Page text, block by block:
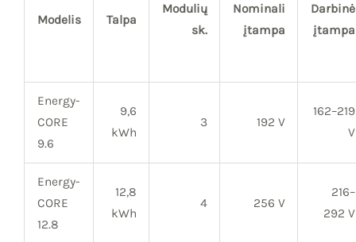
Modelis Talpa
Modulių
sk.
Nominali
įtampa
Darbinė
įtampa
Energy-
CORE
9.6
9,6
kWh
3 192 V
162–219
V
Energy-
CORE
12.8
12,8
kWh
4 256 V
216–
292 V